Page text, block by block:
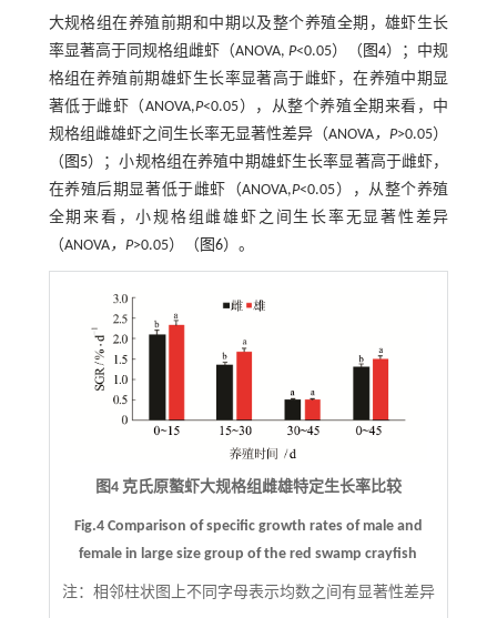
大规格组在养殖前期和中期以及整个养殖全期，雄虾生长
率显著高于同规格组雌虾（ANOVA,P<0.05）（ 图4）；中规
格组在养殖前期雄虾生长率显著高于雌虾，在养殖中期显
著低于雌虾（ANOVA,P<0.05），从整个养殖全期来看，中
规格组雌雄虾之间生长率无显著性差异（ANOVA，P>0.05）
（ 图5）；小规格组在养殖中期雄虾生长率显著高于雌虾，
在养殖后期显著低于雌虾（ANOVA,P<0.05），从整个养殖
全期来看，小规格组雌雄虾之间生长率无显著性差异
（ANOVA，P>0.05）（ 图6）。
图4 克氏原螯虾大规格组雌雄特定生长率比较
Fig.4 Comparison of specific growth rates of male and
female in large size group of the red swamp crayfish
注： 相邻柱状图上不同字母表示均数之间有显著性差异